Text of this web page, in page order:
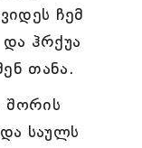
ჩემ
და ჰრქუა
თანა.
შორის
და საულს